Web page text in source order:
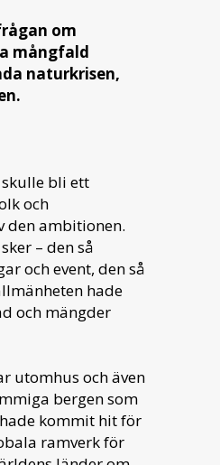
om
mångfald
naturkrisen,
bli ett
och
den ambitionen.
– den så
och event, den så
hade
och mängder
utomhus och även
bergen som
kommit hit för
ramverk för